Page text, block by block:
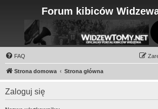
Forum kibiców
FAQ
Strona domowa Strona główna
Zaloguj się